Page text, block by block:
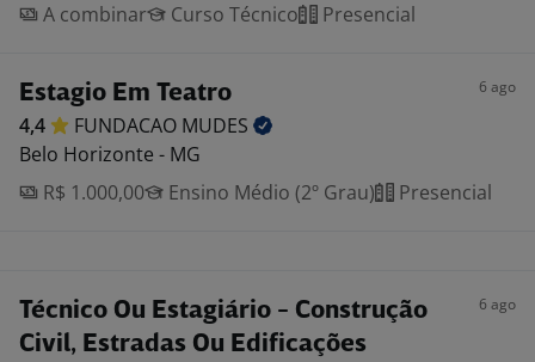
A combinar
Curso Técnico Presencial
Estagio Em Teatro 6 ago
4,4 FUNDACAO MUDES
Belo Horizonte - MG
R$ 1.000,00
Ensino Médio (2º Grau) Presencial
Técnico Ou Estagiário - Construção
Civil, Estradas Ou Edificações
6 ago